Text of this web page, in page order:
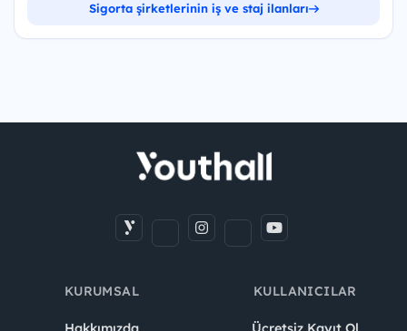
Sigorta şirketlerinin iş ve staj ilanları
KURUMSAL KULLANICILAR